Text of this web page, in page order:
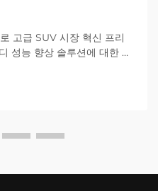
고급 SUV 시장 혁신 프리
성능 향상 솔루션에 대한 수